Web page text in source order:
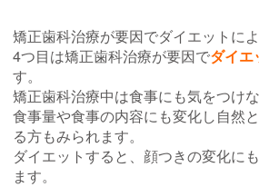
矯正歯科治療が要因でダイエットに
4つ目は矯正歯科治療が要因でダイエ
す。
矯正歯科治療中は食事にも気をつけ
食事量や食事の内容にも変化し自然
る方もみられます。
ダイエットすると、顔つきの変化に
ます。